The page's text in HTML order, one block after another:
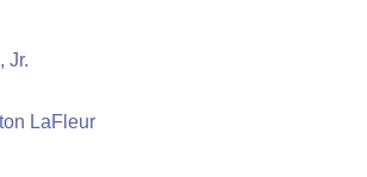
Jr.
LaFleur